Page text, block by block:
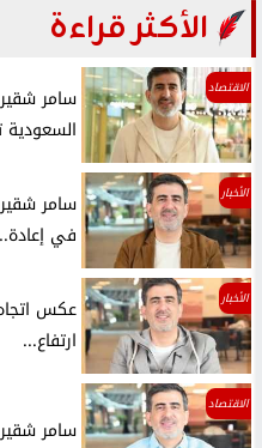
الأكثر قراءة
الاقتصاد
سامر
السعودية
الأخبار
سامر
في
الأخبار
عكس
ارتفاع...
الاقتصاد
سامر شقير: